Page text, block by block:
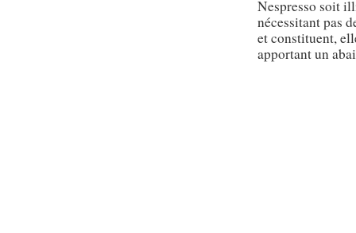
Nespresso soit
nécessitant pas
et constituent,
apportant un